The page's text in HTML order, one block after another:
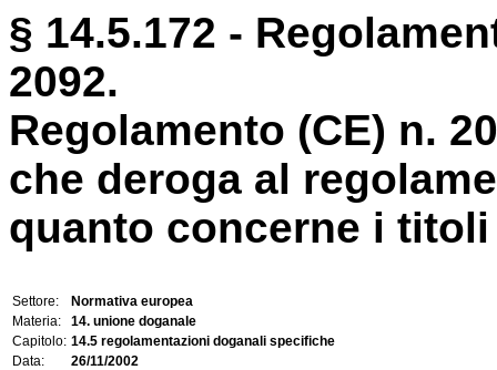
§ 14.5.172 -
2092.
Regolamento (CE) n.
che deroga al
quanto concerne i
Settore:
Normativa europea
Materia:
14. unione doganale
Capitolo: 14.5 regolamentazioni doganali specifiche
Data:
26/11/2002